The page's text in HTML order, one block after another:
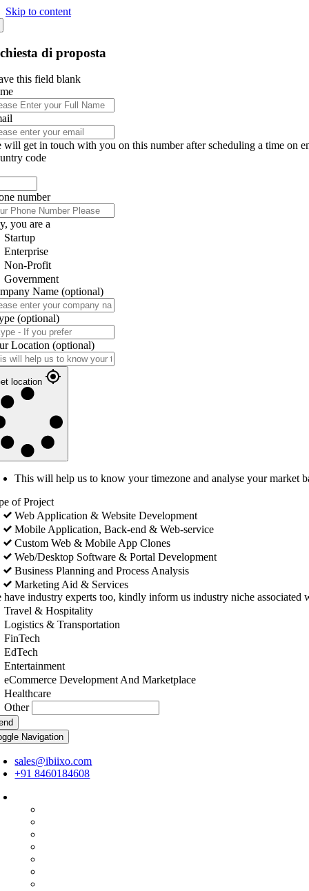
Skip to content
di proposta
this field blank
will get in touch with you on this number after scheduling a time on
code
number
you are a
Startup
Enterprise
Non-Profit
Government
Name (optional)
(optional)
Location (optional)
location
This will help us to know your timezone and analyse your market
of Project
Web Application & Website Development
Mobile Application, Back-end & Web-service
Custom Web & Mobile App Clones
Web/Desktop Software & Portal Development
Business Planning and Process Analysis
Marketing Aid & Services
have industry experts too, kindly inform us industry niche associated
Travel & Hospitality
Logistics & Transportation
FinTech
EdTech
Entertainment
eCommerce Development And Marketplace
Healthcare
Other
Navigation
sales@ibiixo.com
+91 8460184608